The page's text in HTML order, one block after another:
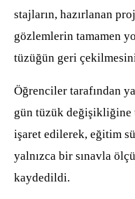
stajların, hazırlanan
gözlemlerin tamamen
tüzüğün geri
Öğrenciler tarafından
gün tüzük değişikliğine
işaret edilerek, eğitim
yalnızca bir sınavla
kaydedildi.